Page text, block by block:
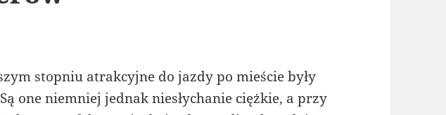
stopniu atrakcyjne do jazdy po mieście były
one niemniej jednak niesłychanie ciężkie, a przy